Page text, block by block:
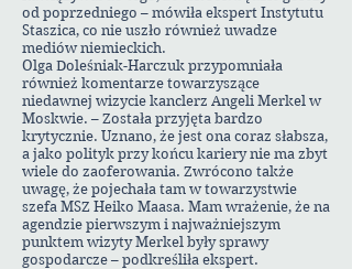
od poprzedniego – mówiła ekspert Instytutu
Staszica, co nie uszło również uwadze
mediów niemieckich.
Olga Doleśniak-Harczuk przypomniała
również komentarze towarzyszące
niedawnej wizycie kanclerz Angeli Merkel w
Moskwie. – Została przyjęta bardzo
krytycznie. Uznano, że jest ona coraz słabsza,
a jako polityk przy końcu kariery nie ma zbyt
wiele do zaoferowania. Zwrócono także
uwagę, że pojechała tam w towarzystwie
szefa MSZ Heiko Maasa. Mam wrażenie, że na
agendzie pierwszym i najważniejszym
punktem wizyty Merkel były sprawy
gospodarcze – podkreśliła ekspert.